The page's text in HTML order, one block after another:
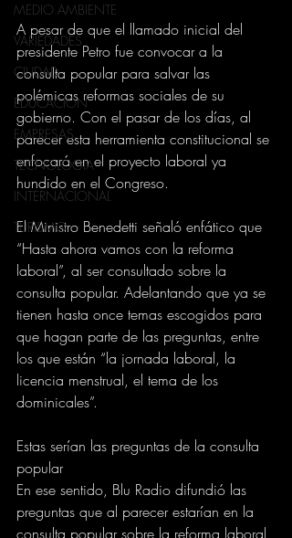
MEDIO AMBIENTE
VARIEDADES
CIUDAD
EDUCACION
EMPRESAS
TECNOLOGIA
INTERNACIONAL
TURISMO
A pesar de que el llamado inicial del
presidente Petro fue convocar a la
consulta popular para salvar las
polémicas reformas sociales de su
gobierno. Con el pasar de los días, al
parecer esta herramienta constitucional se
enfocará en el proyecto laboral ya
hundido en el Congreso.
El Ministro Benedetti señaló enfático que
“Hasta ahora vamos con la reforma
laboral”, al ser consultado sobre la
consulta popular. Adelantando que ya se
tienen hasta once temas escogidos para
que hagan parte de las preguntas, entre
los que están “la jornada laboral, la
licencia menstrual, el tema de los
dominicales”.
Estas serían las preguntas de la consulta
popular
En ese sentido, Blu Radio difundió las
preguntas que al parecer estarían en la
consulta popular sobre la reforma laboral,